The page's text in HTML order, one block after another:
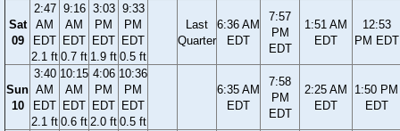
Sat
09
2:47
AM
EDT
2.1 ft
9:16
AM
EDT
0.7 ft
3:03
PM
EDT
1.9 ft
9:33
PM
EDT
0.5 ft
Last
Quarter
6:36 AM
EDT
7:57
PM
EDT
1:51 AM
EDT
12:53
PM EDT
Sun
10
3:40
AM
EDT
2.1 ft
10:15
AM
EDT
0.6 ft
4:06
PM
EDT
2.0 ft
10:36
PM
EDT
0.5 ft
6:35 AM
EDT
7:58
PM
EDT
2:25 AM
EDT
1:50 PM
EDT